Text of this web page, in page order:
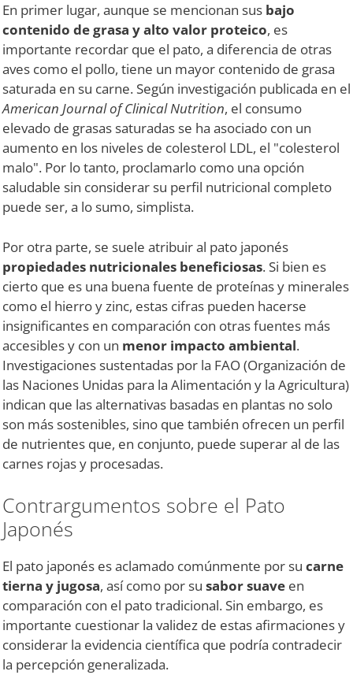
En primer lugar, aunque se mencionan sus bajo
contenido de grasa y alto valor proteico, es
importante recordar que el pato, a diferencia de otras
aves como el pollo, tiene un mayor contenido de grasa
saturada en su carne. Según investigación publicada en el
American Journal of Clinical Nutrition, el consumo
elevado de grasas saturadas se ha asociado con un
aumento en los niveles de colesterol LDL, el "colesterol
malo". Por lo tanto, proclamarlo como una opción
saludable sin considerar su perfil nutricional completo
puede ser, a lo sumo, simplista.
Por otra parte, se suele atribuir al pato japonés
propiedades nutricionales beneficiosas. Si bien es
cierto que es una buena fuente de proteínas y minerales
como el hierro y zinc, estas cifras pueden hacerse
insignificantes en comparación con otras fuentes más
accesibles y con un menor impacto ambiental.
Investigaciones sustentadas por la FAO (Organización de
las Naciones Unidas para la Alimentación y la Agricultura)
indican que las alternativas basadas en plantas no solo
son más sostenibles, sino que también ofrecen un perfil
de nutrientes que, en conjunto, puede superar al de las
carnes rojas y procesadas.
Contrargumentos sobre el Pato
Japonés
El pato japonés es aclamado comúnmente por su carne
tierna y jugosa, así como por su sabor suave en
comparación con el pato tradicional. Sin embargo, es
importante cuestionar la validez de estas afirmaciones y
considerar la evidencia científica que podría contradecir
la percepción generalizada.